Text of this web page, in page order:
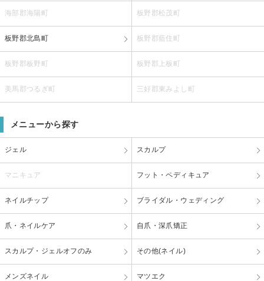
海部郡海陽町 板野郡松茂町
板野郡北島町 板野郡藍住町
板野郡板野町 板野郡上板町
美馬郡つるぎ町 三好郡東みよし町
メニューから探す
ジェル スカルプ
マニキュア フット・ペディキュア
ネイルチップ ブライダル・ウェディング
爪・ネイルケア 自爪・深爪矯正
スカルプ・ジェルオフのみ その他(ネイル)
メンズネイル マツエク